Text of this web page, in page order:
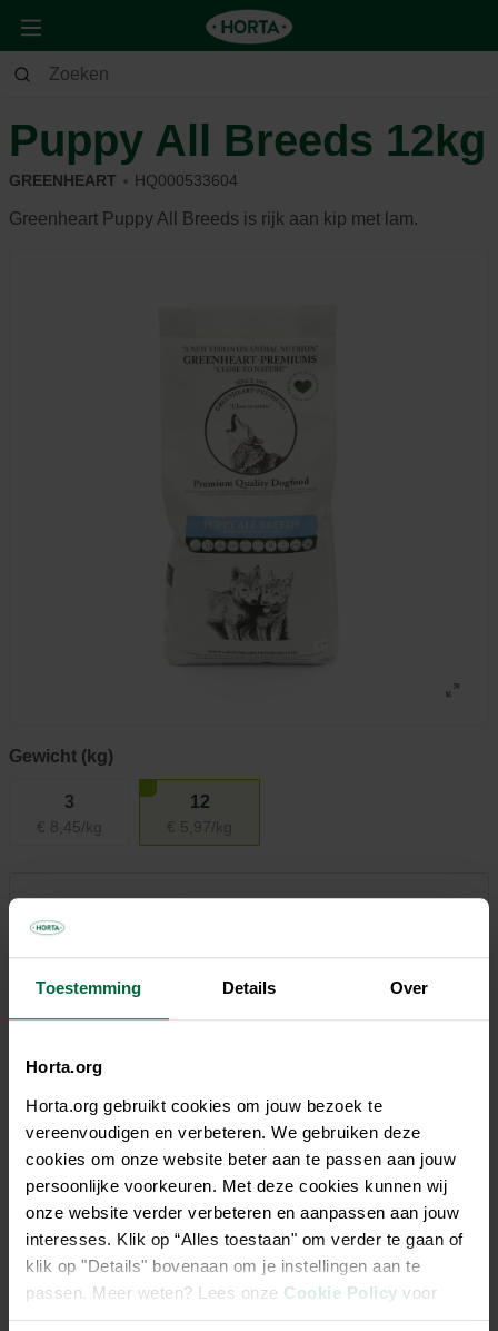
Toestemming Details Over
Horta.org
Horta.org gebruikt cookies om jouw bezoek te
vereenvoudigen en verbeteren. We gebruiken deze
cookies om onze website beter aan te passen aan jouw
persoonlijke voorkeuren. Met deze cookies kunnen wij
onze website verder verbeteren en aanpassen aan jouw
interesses. Klik op “Alles toestaan" om verder te gaan of
klik op "Details" bovenaan om je instellingen aan te
passen. Meer weten? Lees onze Cookie Policy voor
meer informatie.
Dier Hond
Puppy All Breeds 12kg
GREENHEART HQ000533604
Greenheart Puppy All Breeds is rijk aan kip met lam.
Gewicht (kg)
3
€ 8,45/kg
12
€ 5,97/kg
€ 71,60
Beschrijving
Speciaal voor pups voor alle rassen vanaf 2 weken met een
goede acceptatie. Rijk in kip met lam.
Door de samenstelling van Greenheart Puppy All Breeds
brokken ontwikkelt jouw pup zich optimaal.
De brokken van Greenheart zijn samengesteld met